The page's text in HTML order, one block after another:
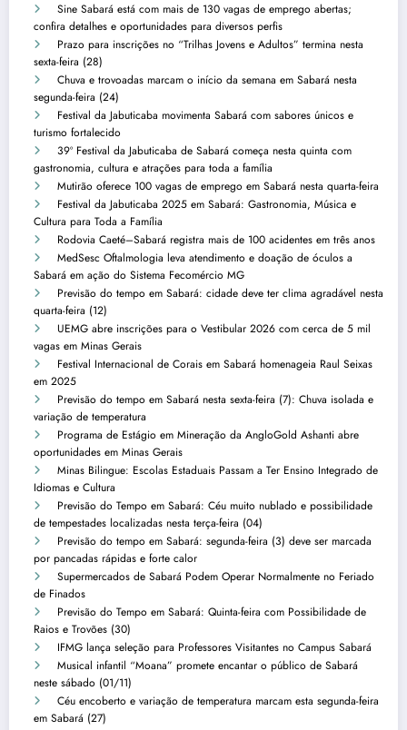
Sine Sabará está com mais de 130 vagas de emprego abertas;
confira detalhes e oportunidades para diversos perfis
Prazo para inscrições no “Trilhas Jovens e Adultos” termina nesta
sexta-feira (28)
Chuva e trovoadas marcam o início da semana em Sabará nesta
segunda-feira (24)
Festival da Jabuticaba movimenta Sabará com sabores únicos e
turismo fortalecido
39º Festival da Jabuticaba de Sabará começa nesta quinta com
gastronomia, cultura e atrações para toda a família
Mutirão oferece 100 vagas de emprego em Sabará nesta quarta-feira
Festival da Jabuticaba 2025 em Sabará: Gastronomia, Música e
Cultura para Toda a Família
Rodovia Caeté–Sabará registra mais de 100 acidentes em três anos
MedSesc Oftalmologia leva atendimento e doação de óculos a
Sabará em ação do Sistema Fecomércio MG
Previsão do tempo em Sabará: cidade deve ter clima agradável nesta
quarta-feira (12)
UEMG abre inscrições para o Vestibular 2026 com cerca de 5 mil
vagas em Minas Gerais
Festival Internacional de Corais em Sabará homenageia Raul Seixas
em 2025
Previsão do tempo em Sabará nesta sexta-feira (7): Chuva isolada e
variação de temperatura
Programa de Estágio em Mineração da AngloGold Ashanti abre
oportunidades em Minas Gerais
Minas Bilingue: Escolas Estaduais Passam a Ter Ensino Integrado de
Idiomas e Cultura
Previsão do Tempo em Sabará: Céu muito nublado e possibilidade
de tempestades localizadas nesta terça-feira (04)
Previsão do tempo em Sabará: segunda-feira (3) deve ser marcada
por pancadas rápidas e forte calor
Supermercados de Sabará Podem Operar Normalmente no Feriado
de Finados
Previsão do Tempo em Sabará: Quinta-feira com Possibilidade de
Raios e Trovões (30)
IFMG lança seleção para Professores Visitantes no Campus Sabará
Musical infantil “Moana” promete encantar o público de Sabará
neste sábado (01/11)
Céu encoberto e variação de temperatura marcam esta segunda-feira
em Sabará (27)